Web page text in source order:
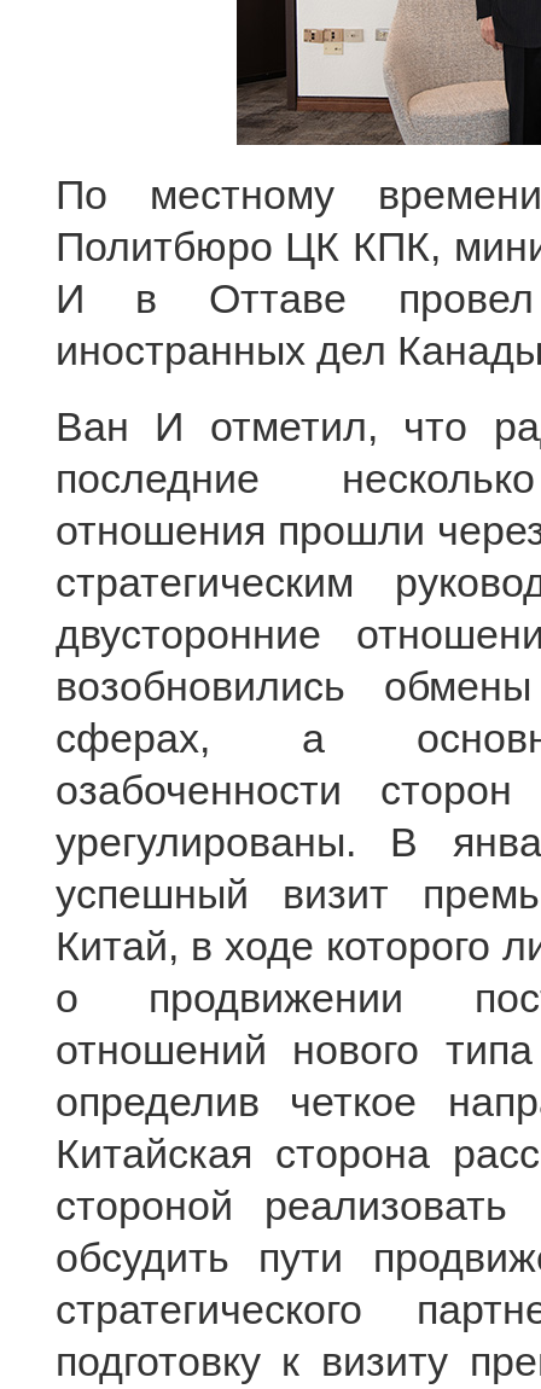
По местному
Политбюро ЦК КПК,
И в Оттаве провел
иностранных дел
Ван И отметил, что
последние
отношения прошли
стратегическим
двусторонние
возобновились
сферах, а
озабоченности
урегулированы. В
успешный визит
Китай, в ходе которого
о продвижении
отношений нового типа
определив четкое
Китайская сторона
стороной
обсудить пути
стратегического
подготовку к визиту